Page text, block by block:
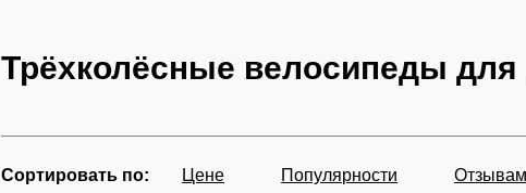
Трёхколёсные велосипеды для
Сортировать по: Цене Популярности Отзывам